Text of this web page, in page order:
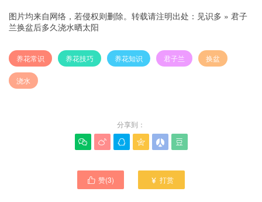
图片均来自网络，若侵权则删除。转载请注明出处： 见识多 » 君子
兰换盆后多久浇水晒太阳
养花常识 养花技巧 养花知识 君子兰 换盆
浇水
分享到：
     
 赞(3)  打赏